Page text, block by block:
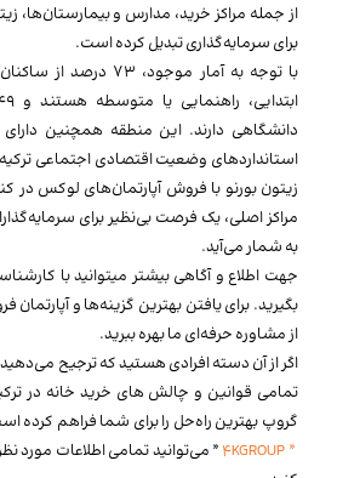
از جمله مراکز خرید، مدارس و بیمارستان‌ها،
برای سرمایه‌گذاری تبدیل کرده است.
با توجه به آمار موجود،
زیتون بورنو با فروش آپارتمان‌های لوکس در
مراکز اصلی، یک فرصت بی‌نظیر برای
به شمار می‌آید.
جهت اطلاع و آگاهی بیشتر میتوانید با
بگیرید. برای یافتن بهترین گزینه‌ها و آپارتمان
از مشاوره حرفه‌ای ما بهره ببرید.
اگر از آن دسته افرادی هستید که ترجیح
تمامی قوانین و چالش های خرید خانه در
گروپ بهترین راه‌حل را برای شما فراهم کرده
” 4KGROUP
” می‌توانید تمامی اطلاعات مورد